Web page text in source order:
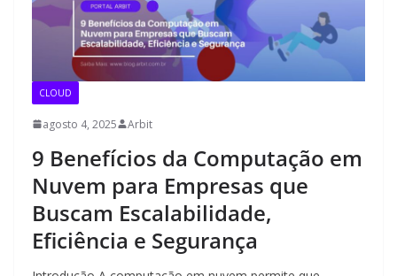
CLOUD
agosto 4, 2025 Arbit
9 Benefícios da Computação em
Nuvem para Empresas que
Buscam Escalabilidade,
Eficiência e Segurança